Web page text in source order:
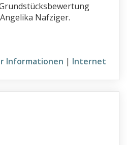
Nafziger.
Informationen | Internet